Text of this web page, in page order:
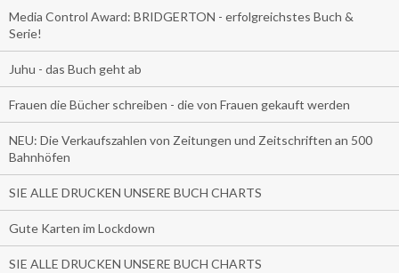
Media Control Award: BRIDGERTON - erfolgreichstes Buch &
Serie!
Juhu - das Buch geht ab
Frauen die Bücher schreiben - die von Frauen gekauft werden
NEU: Die Verkaufszahlen von Zeitungen und Zeitschriften an 500
Bahnhöfen
SIE ALLE DRUCKEN UNSERE BUCH CHARTS
Gute Karten im Lockdown
SIE ALLE DRUCKEN UNSERE BUCH CHARTS